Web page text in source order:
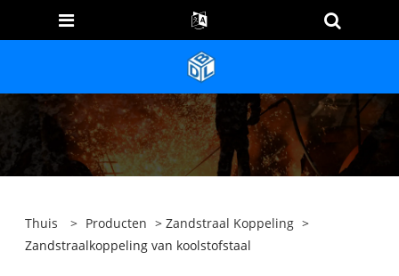
Thuis > Producten >Zandstraal Koppeling >
Zandstraalkoppeling van koolstofstaal